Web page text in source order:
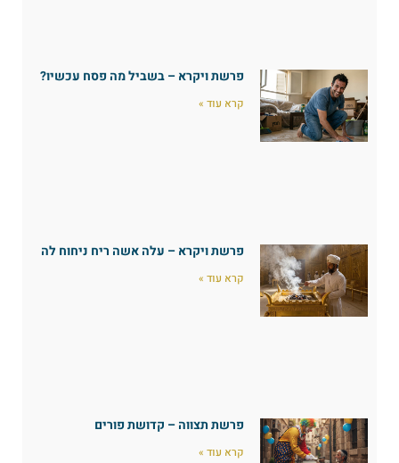
פרשת ויקרא – בשביל מה פסח עכשיו?
קרא עוד »
פרשת ויקרא – עלה אשה ריח ניחוח לה
קרא עוד »
פרשת תצווה – קדושת פורים
קרא עוד »